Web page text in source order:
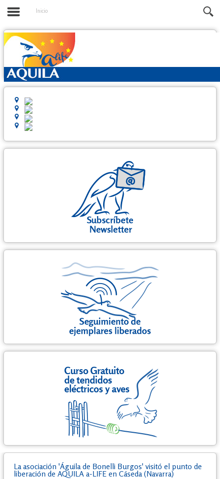
Inicio
La asociación 'Águila de Bonelli Burgos' visitó el punto de
liberación de AQUILA a-LIFE en Cáseda (Navarra)